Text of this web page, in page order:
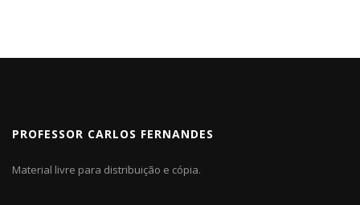
PROFESSOR CARLOS FERNANDES
Material livre para distribuição e cópia.